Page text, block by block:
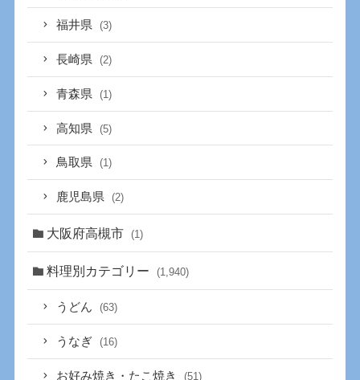
福井県 (3)
長崎県 (2)
青森県 (1)
高知県 (5)
鳥取県 (1)
鹿児島県 (2)
大阪府高槻市 (1)
料理別カテゴリー (1,940)
うどん (63)
うなぎ (16)
お好み焼き・たこ焼き (51)